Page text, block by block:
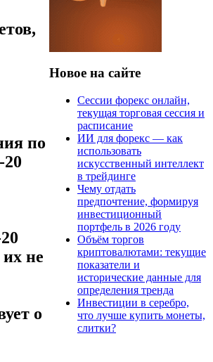
по
20
не
о
Новое на сайте
Сессии форекс онлайн,
текущая торговая сессия и
расписание
ИИ для форекс — как
использовать
искусственный интеллект
в трейдинге
Чему отдать
предпочтение, формируя
инвестиционный
портфель в 2026 году
Объём торгов
криптовалютами: текущие
показатели и
исторические данные для
определения тренда
Инвестиции в серебро,
что лучше купить монеты,
слитки?